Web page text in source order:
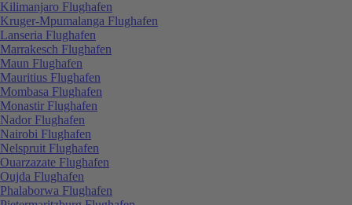
Kilimanjaro Flughafen
Kruger-Mpumalanga Flughafen
Lanseria Flughafen
Marrakesch Flughafen
Maun Flughafen
Mauritius Flughafen
Mombasa Flughafen
Monastir Flughafen
Nador Flughafen
Nairobi Flughafen
Nelspruit Flughafen
Ouarzazate Flughafen
Oujda Flughafen
Phalaborwa Flughafen